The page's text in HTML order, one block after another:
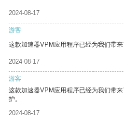
2024-08-17
游客
这款加速器VPM应用程序已经为我们带来
2024-08-17
游客
这款加速器VPM应用程序已经为我们带
护。
2024-08-17